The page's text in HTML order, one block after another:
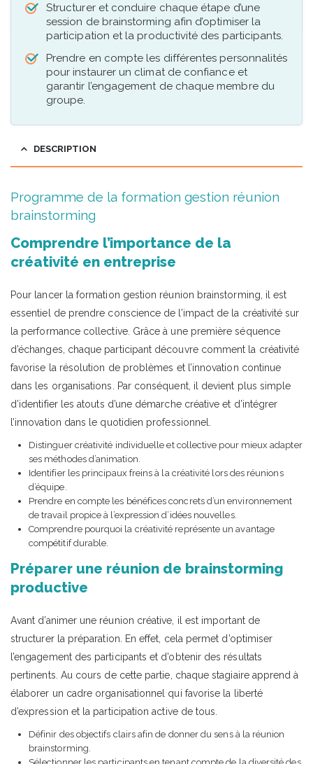
Structurer et conduire chaque étape d’une
session de brainstorming afin d’optimiser la
participation et la productivité des participants.
Prendre en compte les différentes personnalités
pour instaurer un climat de confiance et
garantir l’engagement de chaque membre du
groupe.
DESCRIPTION
Programme de la formation gestion réunion
brainstorming
Comprendre l’importance de la
créativité en entreprise
Pour lancer la formation gestion réunion brainstorming, il est
essentiel de prendre conscience de l’impact de la créativité sur
la performance collective. Grâce à une première séquence
d’échanges, chaque participant découvre comment la créativité
favorise la résolution de problèmes et l’innovation continue
dans les organisations. Par conséquent, il devient plus simple
d’identifier les atouts d’une démarche créative et d’intégrer
l’innovation dans le quotidien professionnel.
Distinguer créativité individuelle et collective pour mieux adapter
ses méthodes d’animation.
Identifier les principaux freins à la créativité lors des réunions
d’équipe.
Prendre en compte les bénéfices concrets d’un environnement
de travail propice à l’expression d’idées nouvelles.
Comprendre pourquoi la créativité représente un avantage
compétitif durable.
Préparer une réunion de brainstorming
productive
Avant d’animer une réunion créative, il est important de
structurer la préparation. En effet, cela permet d’optimiser
l’engagement des participants et d’obtenir des résultats
pertinents. Au cours de cette partie, chaque stagiaire apprend à
élaborer un cadre organisationnel qui favorise la liberté
d’expression et la participation active de tous.
Définir des objectifs clairs afin de donner du sens à la réunion
brainstorming.